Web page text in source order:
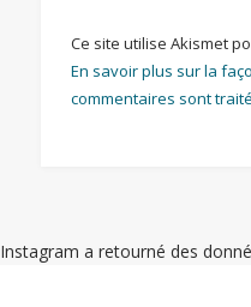
Ce site utilise Akismet
En savoir plus sur la
commentaires sont
Instagram a retourné des